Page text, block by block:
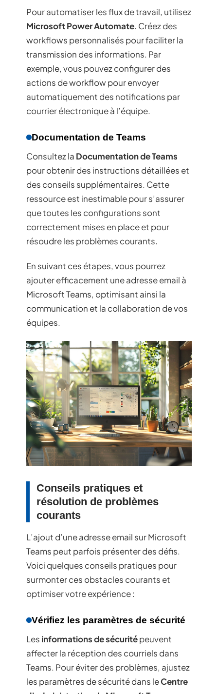
Pour automatiser les flux de travail, utilisez
Microsoft Power Automate. Créez des
workflows personnalisés pour faciliter la
transmission des informations. Par
exemple, vous pouvez configurer des
actions de workflow pour envoyer
automatiquement des notifications par
courrier électronique à l’équipe.
Documentation de Teams
Consultez la Documentation de Teams
pour obtenir des instructions détaillées et
des conseils supplémentaires. Cette
ressource est inestimable pour s’assurer
que toutes les configurations sont
correctement mises en place et pour
résoudre les problèmes courants.
En suivant ces étapes, vous pourrez
ajouter efficacement une adresse email à
Microsoft Teams, optimisant ainsi la
communication et la collaboration de vos
équipes.
Conseils pratiques et
résolution de problèmes
courants
L’ajout d’une adresse email sur Microsoft
Teams peut parfois présenter des défis.
Voici quelques conseils pratiques pour
surmonter ces obstacles courants et
optimiser votre expérience :
Vérifiez les paramètres de sécurité
Les informations de sécuritépeuvent
affecter la réception des courriels dans
Teams. Pour éviter des problèmes, ajustez
les paramètres de sécurité dans leCentre